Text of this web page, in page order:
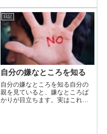
日記
自分の嫌なところを知る
自分の嫌なところを知る自分の
親を見ていると、嫌なところば
かりが目立ちます。実はこれら